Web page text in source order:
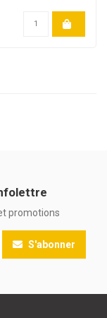
promotions
S'abonner